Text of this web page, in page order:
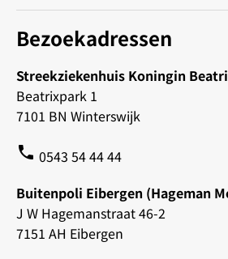
Bezoekadressen
Streekziekenhuis Koningin
Beatrixpark 1
7101 BN Winterswijk
phone 0543 54 44 44
Buitenpoli Eibergen (Hageman
J W Hagemanstraat 46-2
7151 AH Eibergen